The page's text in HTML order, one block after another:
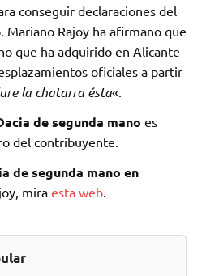
conseguir declaraciones del
Rajoy ha afirmano que
que ha adquirido en Alicante
oficiales a partir
la chatarra ésta«.
de segunda mano es
del contribuyente.
de segunda mano en
mira esta web.